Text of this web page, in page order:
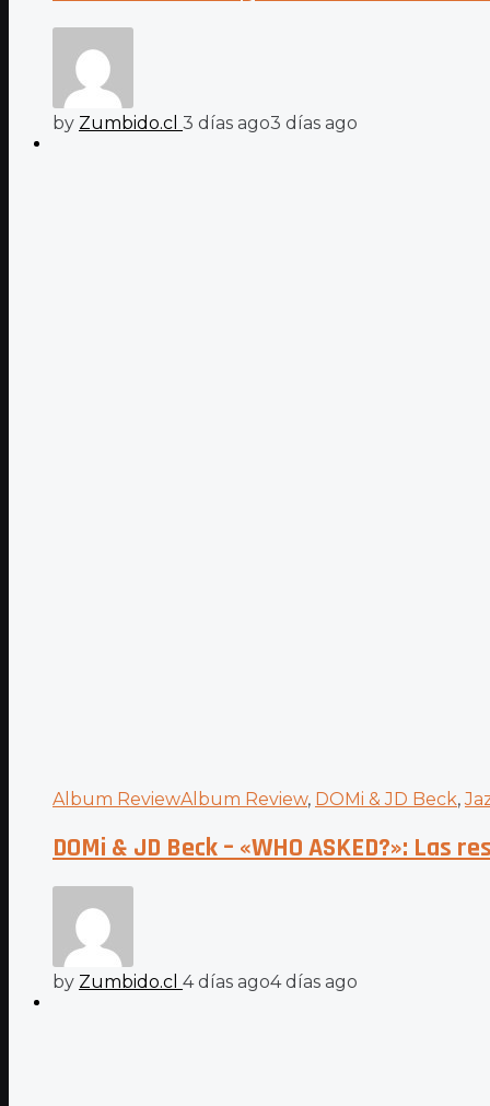
by Zumbido.cl 3 días ago3 días ago
Album ReviewAlbum Review, DOMi & JD Beck,
DOMi & JD Beck – «WHO ASKED?»: Las
by Zumbido.cl 4 días ago4 días ago